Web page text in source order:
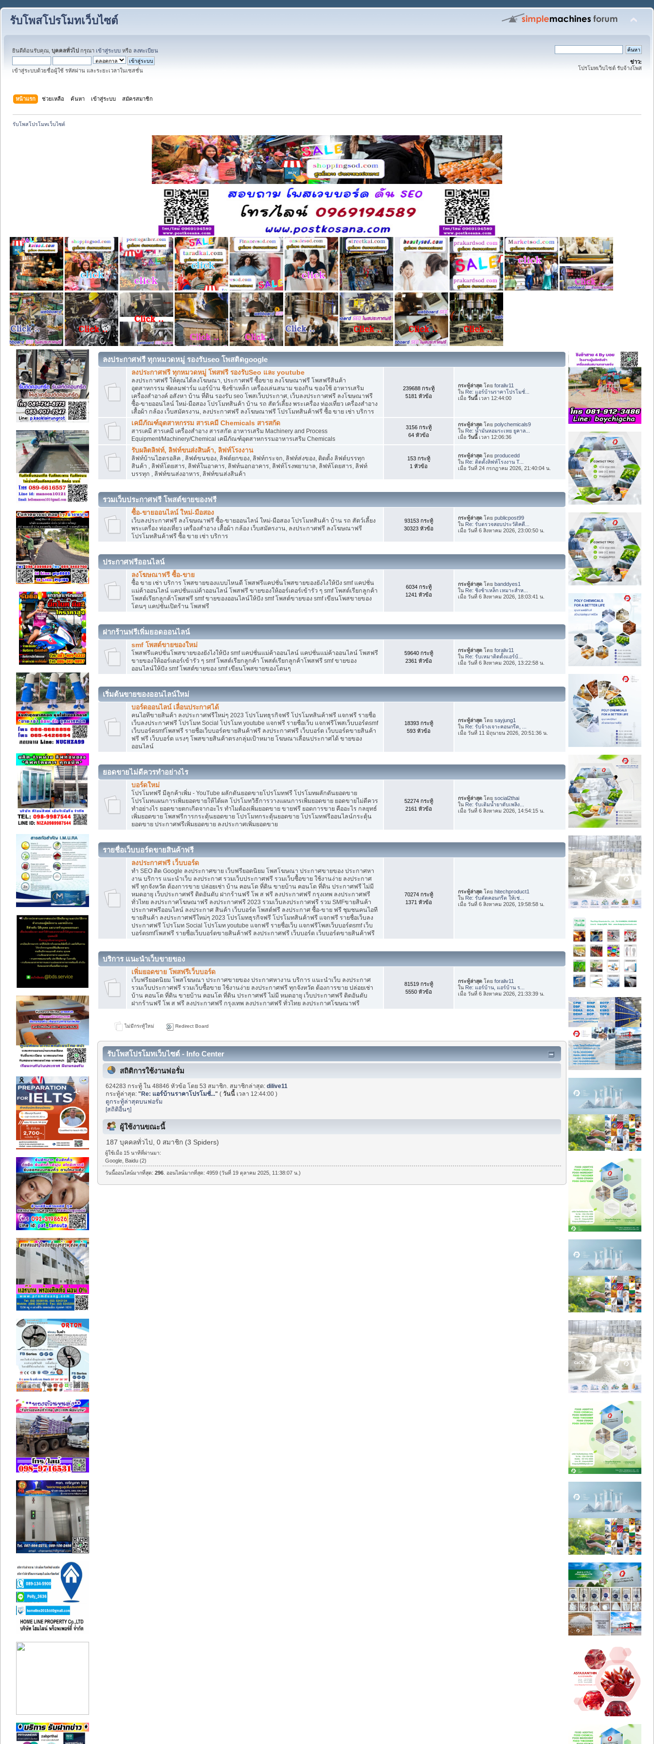
รับโพสโปรโมทเว็บไซต์
ยินดีต้อนรับคุณ, บุคคลทั่วไป กรุณา เข้าสู่ระบบ หรือ ลงทะเบียน
เข้าสู่ระบบด้วยชื่อผู้ใช้ รหัสผ่าน และระยะเวลาในเซสชั่น
ข่าว:
โปรโมทเว็บไซต์ รับจ้างโพส
หน้าแรก ช่วยเหลือ ค้นหา เข้าสู่ระบบ สมัครสมาชิก
รับโพสโปรโมทเว็บไซต์
ลงประกาศฟรี ทุกหมวดหมู่ รองรับseo โพสติดgoogle
ลงประกาศฟรี ทุกหมวดหมู่ โพสฟรี รองรับSeo และ youtube
ลงประกาศฟรี ให้คุณได้ลงโฆษณา, ประกาศฟรี ซื้อขาย ลงโฆษณาฟรี โพสฟรีสินค้า
อุตสาหกรรม พัดลมฟาร์ม แอร์บ้าน ชิงช้าเหล็ก เครื่องเล่นสนาม ของกิน ของใช้ อาหารเสริม
เครื่องสำอางค์ อสังหา บ้าน ที่ดิน รองรับ seo โพสเว็บประกาศ, เว็บลงประกาศฟรี ลงโฆษณาฟรี
ซื้อ-ขายออนไลน์ ใหม่-มือสอง โปรโมทสินค้า บ้าน รถ สัตว์เลี้ยง พระเครื่อง ท่องเที่ยว เครื่องสำอาง
เสื้อผ้า กล้อง เว็บสมัครงาน, ลงประกาศฟรี ลงโฆษณาฟรี โปรโมทสินค้าฟรี ซื้อ ขาย เช่า บริการ
239688 กระทู้
5181 หัวข้อ
กระทู้ล่าสุด โดยforaliv11
ใน Re: แอร์บ้านราคาโปรโมชั่...
เมื่อวันนี้เวลา 12:44:00
เคมีภัณฑ์อุตสาหกรรม สารเคมี Chemicals สารสกัด
สารเคมี สารเคมี เครื่องสำอาง สารสกัด อาหารเสริม Machinery and Process
Equipment/Machinery/Chemical เคมีภัณฑ์อุตสาหกรรมอาหารเสริม Chemicals
3156 กระทู้
64 หัวข้อ
กระทู้ล่าสุด โดยpolychemicals9
ใน Re: น้ำมันหอมระเหย ยูคาล...
เมื่อวันนี้เวลา 12:06:36
รับผลิตลิฟท์, ลิฟท์ขนส่งสินค้า, ลิฟท์โรงงาน
ลิฟท์บ้านไฮดรอลิค , ลิฟต์ขนของ, ลิฟต์ยกของ, ลิฟท์กระจก, ลิฟท์ส่งของ, ติดตั้ง ลิฟต์บรรทุก
สินค้า , ลิฟท์โดยสาร, ลิฟท์ในอาคาร, ลิฟท์นอกอาคาร, ลิฟท์โรงพยาบาล, ลิฟท์โดยสาร, ลิฟท์
บรรทุก , ลิฟท์ขนส่งอาหาร, ลิฟท์ขนส่งสินค้า
153 กระทู้
1 หัวข้อ
กระทู้ล่าสุด โดยproducedd
ใน Re: ติดตั้งลิฟท์โรงงาน T...
เมื่อ วันที่ 24 กรกฎาคม 2026, 21:40:04 น.
รวมเว็บประกาศฟรี โพสต์ขายของฟรี
ซื้อ-ขายออนไลน์ ใหม่-มือสอง
เว็บลงประกาศฟรี ลงโฆษณาฟรี ซื้อ-ขายออนไลน์ ใหม่-มือสอง โปรโมทสินค้า บ้าน รถ สัตว์เลี้ยง
พระเครื่อง ท่องเที่ยว เครื่องสำอาง เสื้อผ้า กล้อง เว็บสมัครงาน, ลงประกาศฟรี ลงโฆษณาฟรี
โปรโมทสินค้าฟรี ซื้อ ขาย เช่า บริการ
93153 กระทู้
30323 หัวข้อ
กระทู้ล่าสุด โดยpublicpost99
ใน Re: รับตรวจสอบประวัติคดี...
เมื่อ วันที่ 6 สิงหาคม 2026, 23:00:50 น.
ประกาศฟรีออนไลน์
ลงโฆษณาฟรี ซื้อ-ขาย
ซื้อ ขาย เช่า บริการ โพสขายของแบบไหนดี โพสฟรีแคปชั่นโพสขายของยังไงให้ปัง smf แคปชั่น
แม่ค้าออนไลน์ แคปชั่นแม่ค้าออนไลน์ โพสฟรี ขายของให้ออร์เดอร์เข้ารัว ๆ smf โพสต์เรียกลูกค้า
โพสต์เรียกลูกค้าโพสฟรี smf ขายของออนไลน์ให้ปัง smf โพสต์ขายของ smf เขียนโพสขายของ
โดนๆ แคปชั่นเปิดร้าน โพสฟรี
6034 กระทู้
1241 หัวข้อ
กระทู้ล่าสุด โดยbanddyes1
ใน Re: ชิงช้าเหล็ก เหมาะสำห...
เมื่อ วันที่ 6 สิงหาคม 2026, 18:03:41 น.
ฝากร้านฟรีเพิ่มยอดออนไลน์
smf โพสต์ขายของใหม่
โพสฟรีแคปชั่นโพสขายของยังไงให้ปัง smf แคปชั่นแม่ค้าออนไลน์ แคปชั่นแม่ค้าออนไลน์ โพสฟรี
ขายของให้ออร์เดอร์เข้ารัว ๆ smf โพสต์เรียกลูกค้า โพสต์เรียกลูกค้าโพสฟรี smf ขายของ
ออนไลน์ให้ปัง smf โพสต์ขายของ smf เขียนโพสขายของโดนๆ
59640 กระทู้
2361 หัวข้อ
กระทู้ล่าสุด โดยforaliv11
ใน Re: รับเหมาติดตั้งแอร์บ้...
เมื่อ วันที่ 6 สิงหาคม 2026, 13:22:58 น.
เริ่มต้นขายของออนไลน์ใหม่
บอร์ดออนไลน์ เลื่อนประกาศได้
คนไอทีขายสินค้า ลงประกาศฟรีใหม่ๆ 2023 โปรโมทธุรกิจฟรี โปรโมทสินค้าฟรี แจกฟรี รายชื่อ
เว็บลงประกาศฟรี โปรโมท Social โปรโมท youtube แจกฟรี รายชื่อเว็บ แจกฟรีโพสเว็บบอร์ดsmf
เว็บบอร์ดsmfโพสฟรี รายชื่อเว็บบอร์ดขายสินค้าฟรี ลงประกาศฟรี เว็บบอร์ด เว็บบอร์ดขายสินค้า
ฟรี ฟรี เว็บบอร์ด แรงๆ โพสขายสินค้าตรงกลุ่มเป้าหมาย โฆษณาเลื่อนประกาศได้ ขายของ
ออนไลน์
18393 กระทู้
593 หัวข้อ
กระทู้ล่าสุด โดยsayjung1
ใน Re: รับจ้างเจาะคอนกรีต, ...
เมื่อ วันที่ 11 มิถุนายน 2026, 20:51:36 น.
ยอดขายไม่ดีควรทำอย่างไร
บอร์ดใหม่
โปรโมทฟรี มีลูกค้าเพิ่ม - YouTube ผลักดันยอดขายโปรโมทฟรี โปรโมทผลักดันยอดขาย
โปรโมทแผนการเพิ่มยอดขายให้ได้ผล โปรโมทวิธีการวางแผนการเพิ่มยอดขาย ยอดขายไม่ดีควร
ทำอย่างไร ยอดขายตกเกิดจากอะไร ทำไมต้องเพิ่มยอดขาย ขายฟรี ยอดการขาย คืออะไร กลยุทธ์
เพิ่มยอดขาย โพสฟรีการกระตุ้นยอดขาย โปรโมทกระตุ้นยอดขาย โปรโมทฟรีออนไลน์กระตุ้น
ยอดขาย ประกาศฟรีเพิ่มยอดขาย ลงประกาศเพิ่มยอดขาย
52274 กระทู้
2161 หัวข้อ
กระทู้ล่าสุด โดยsocial2thai
ใน Re: รับเติมน้ำยาดับเพลิง...
เมื่อ วันที่ 6 สิงหาคม 2026, 14:54:15 น.
รายชื่อเว็บบอร์ดขายสินค้าฟรี
ลงประกาศฟรี เว็บบอร์ด
ทำ SEO ติด Google ลงประกาศขาย เว็บฟรียอดนิยม โพสโฆษณา ประกาศขายของ ประกาศหา
งาน บริการ แนะนำเว็บ ลงประกาศ รวมเว็บประกาศฟรี รวมเว็บซื้อขาย ใช้งานง่าย ลงประกาศ
ฟรี ทุกจังหวัด ต้องการขาย ปล่อยเช่า บ้าน คอนโด ที่ดิน ขายบ้าน คอนโด ที่ดิน ประกาศฟรี ไม่มี
หมดอายุ เว็บประกาศฟรี ติดอันดับ ฝากร้านฟรี โพ ส ฟรี ลงประกาศฟรี กรุงเทพ ลงประกาศฟรี
ทั่วไทย ลงประกาศโฆษณาฟรี ลงประกาศฟรี 2023 รวมเว็บลงประกาศฟรี รวม SMFขายสินค้า
ประกาศฟรีออนไลน์ ลงประกาศ สินค้า เว็บบอร์ด โพสต์ฟรี ลงประกาศ ซื้อ-ขาย ฟรี ชุมชนคนไอที
ขายสินค้า ลงประกาศฟรีใหม่ๆ 2023 โปรโมทธุรกิจฟรี โปรโมทสินค้าฟรี แจกฟรี รายชื่อเว็บลง
ประกาศฟรี โปรโมท Social โปรโมท youtube แจกฟรี รายชื่อเว็บ แจกฟรีโพสเว็บบอร์ดsmf เว็บ
บอร์ดsmfโพสฟรี รายชื่อเว็บบอร์ดขายสินค้าฟรี ลงประกาศฟรี เว็บบอร์ด เว็บบอร์ดขายสินค้าฟรี
70274 กระทู้
1371 หัวข้อ
กระทู้ล่าสุด โดยhitechproduct1
ใน Re: รับตัดคอนกรีต ให้เช่...
เมื่อ วันที่ 6 สิงหาคม 2026, 19:58:58 น.
บริการ แนะนำเว็บขายของ
เพิ่มยอดขาย โพสฟรีเว็บบอร์ด
เว็บฟรียอดนิยม โพสโฆษณา ประกาศขายของ ประกาศหางาน บริการ แนะนำเว็บ ลงประกาศ
รวมเว็บประกาศฟรี รวมเว็บซื้อขาย ใช้งานง่าย ลงประกาศฟรี ทุกจังหวัด ต้องการขาย ปล่อยเช่า
บ้าน คอนโด ที่ดิน ขายบ้าน คอนโด ที่ดิน ประกาศฟรี ไม่มี หมดอายุ เว็บประกาศฟรี ติดอันดับ
ฝากร้านฟรี โพ ส ฟรี ลงประกาศฟรี กรุงเทพ ลงประกาศฟรี ทั่วไทย ลงประกาศโฆษณาฟรี
81519 กระทู้
5550 หัวข้อ
กระทู้ล่าสุด โดยforaliv11
ใน Re: แอร์บ้าน, แอร์บ้าน ร...
เมื่อ วันที่ 6 สิงหาคม 2026, 21:33:39 น.
ไม่มีกระทู้ใหม่ Redirect Board
รับโพสโปรโมทเว็บไซต์ - Info Center
สถิติการใช้งานฟอรั่ม
624283 กระทู้ ใน 48846 หัวข้อ โดย 53 สมาชิก. สมาชิกล่าสุด:dilive11
กระทู้ล่าสุด:"Re: แอร์บ้านราคาโปรโมชั่..." (วันนี้ เวลา 12:44:00 )
ดูกระทู้ล่าสุดบนฟอรั่ม
[สถิติอื่นๆ]
ผู้ใช้งานขณะนี้
187 บุคคลทั่วไป, 0 สมาชิก (3 Spiders)
ผู้ใช้เมื่อ 15 นาทีที่ผ่านมา:
Google, Baidu (2)
วันนี้ออนไลน์มากที่สุด:296 . ออนไลน์มากที่สุด: 4959 (วันที่ 19 ตุลาคม 2025, 11:38:07 น.)